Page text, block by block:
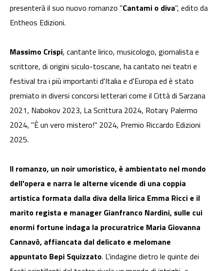
presenterà il suo nuovo romanzo "Cantami o diva", edito da
Entheos Edizioni.
Massimo Crispi, cantante lirico, musicologo, giornalista e
scrittore, di origini siculo-toscane, ha cantato nei teatri e
festival tra i più importanti d'Italia e d'Europa ed è stato
premiato in diversi concorsi letterari come il Città di Sarzana
2021, Nabokov 2023, La Scrittura 2024, Rotary Palermo
2024, "È un vero mistero!" 2024, Premio Riccardo Edizioni
2025.
Il romanzo, un noir umoristico, è ambientato nel mondo
dell'opera e narra le alterne vicende di una coppia
artistica formata dalla diva della lirica Emma Ricci e il
marito regista e manager Gianfranco Nardini, sulle cui
enormi fortune indaga la procuratrice Maria Giovanna
Cannavò, affiancata dal delicato e melomane
appuntato Bepi Squizzato. L'indagine dietro le quinte dei